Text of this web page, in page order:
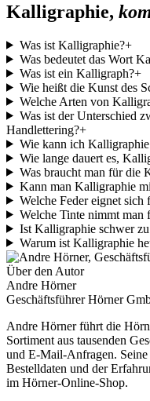
Kalligraphie,
Was ist Kalligraphie?+
Was bedeutet das Wort
Was ist ein Kalligraph?+
Wie heißt die Kunst des
Welche Arten von
Was ist der Unterschied
Handlettering?+
Wie kann ich
Wie lange dauert es,
Was braucht man für die
Kann man Kalligraphie
Welche Feder eignet
Welche Tinte nimmt man
Ist Kalligraphie schwer
Warum ist Kalligraphie
Über den Autor
Andre Hörner
Geschäftsführer Hörner
Andre Hörner führt die
Sortiment aus tausenden
und E-Mail-Anfragen.
Bestelldaten und der
im Hörner-Online-Shop.